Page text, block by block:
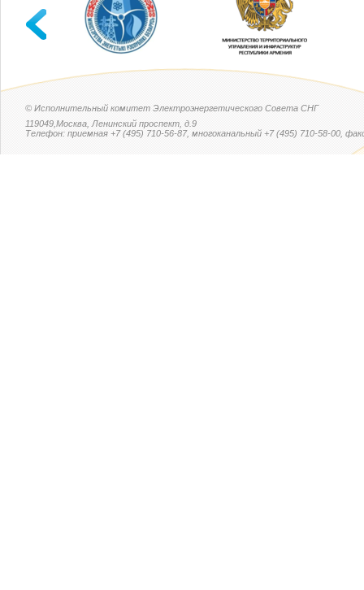
© Исполнительный комитет Электроэнергетического Совета СНГ
119049,Москва, Ленинский проспект, д.9
Телефон: приемная +7 (495) 710-56-87, многоканальный +7 (495) 710-58-00,